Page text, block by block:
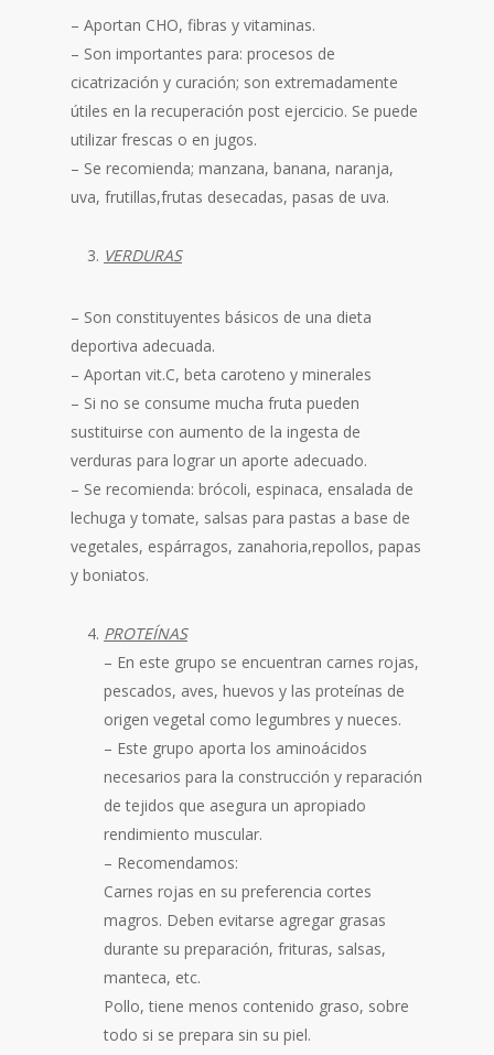
– Aportan CHO, fibras y vitaminas.
– Son importantes para: procesos de
cicatrización y curación; son extremadamente
útiles en la recuperación post ejercicio. Se puede
utilizar frescas o en jugos.
– Se recomienda; manzana, banana, naranja,
uva, frutillas,frutas desecadas, pasas de uva.
VERDURAS
– Son constituyentes básicos de una dieta
deportiva adecuada.
– Aportan vit.C, beta caroteno y minerales
– Si no se consume mucha fruta pueden
sustituirse con aumento de la ingesta de
verduras para lograr un aporte adecuado.
– Se recomienda: brócoli, espinaca, ensalada de
lechuga y tomate, salsas para pastas a base de
vegetales, espárragos, zanahoria,repollos, papas
y boniatos.
PROTEÍNAS
– En este grupo se encuentran carnes rojas,
pescados, aves, huevos y las proteínas de
origen vegetal como legumbres y nueces.
– Este grupo aporta los aminoácidos
necesarios para la construcción y reparación
de tejidos que asegura un apropiado
rendimiento muscular.
– Recomendamos:
Carnes rojas en su preferencia cortes
magros. Deben evitarse agregar grasas
durante su preparación, frituras, salsas,
manteca, etc.
Pollo, tiene menos contenido graso, sobre
todo si se prepara sin su piel.